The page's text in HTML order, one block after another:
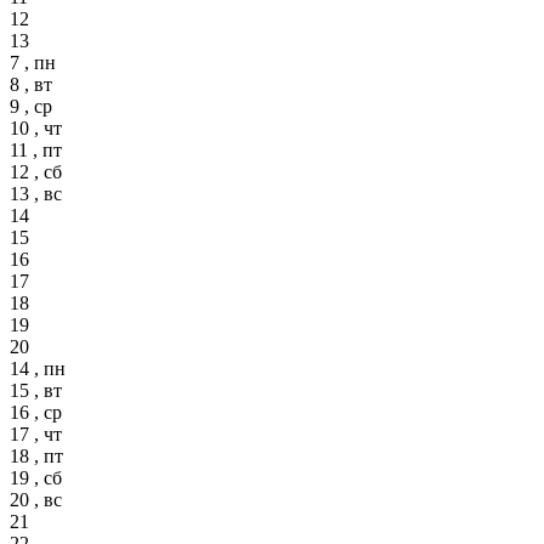
12
13
7 , пн
8 , вт
9 , ср
10 , чт
11 , пт
12 , сб
13 , вс
14
15
16
17
18
19
20
14 , пн
15 , вт
16 , ср
17 , чт
18 , пт
19 , сб
20 , вс
21